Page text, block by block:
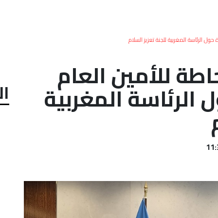
الرئاسة المغربية للجنة تعزيز السلام
للأمين العام
المغربية